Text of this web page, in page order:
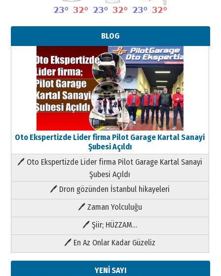
BLOG
Oto Ekspertizde Lider firma Pilot Garage Kartal Sanayi
Şubesi Açıldı
🖊 Oto Ekspertizde Lider firma Pilot Garage Kartal Sanayi
Şubesi Açıldı
🖊 Dron gözünden İstanbul hikayeleri
🖊 Zaman Yolculuğu
🖊 Şiir; HÜZZAM…
🖊 En Az Onlar Kadar Güzeliz
YENİ SAYI